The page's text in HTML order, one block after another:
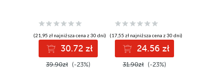
(21,95 zł najniższa cena z 30 dni)
30.72 zł
39.90zł (-23%)
(17,55 zł najniższa cena z 30 dni)
24.56 zł
31.90zł (-23%)